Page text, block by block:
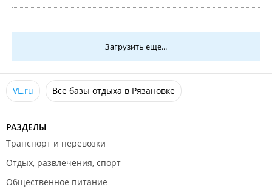
Загрузить еще...
VL.ru Все базы отдыха в Рязановке
РАЗДЕЛЫ
Транспорт и перевозки
Отдых, развлечения, спорт
Общественное питание